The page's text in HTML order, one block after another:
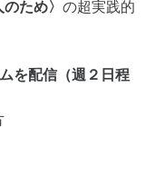
ため〉 の超実践的
を配信（週２⽇程